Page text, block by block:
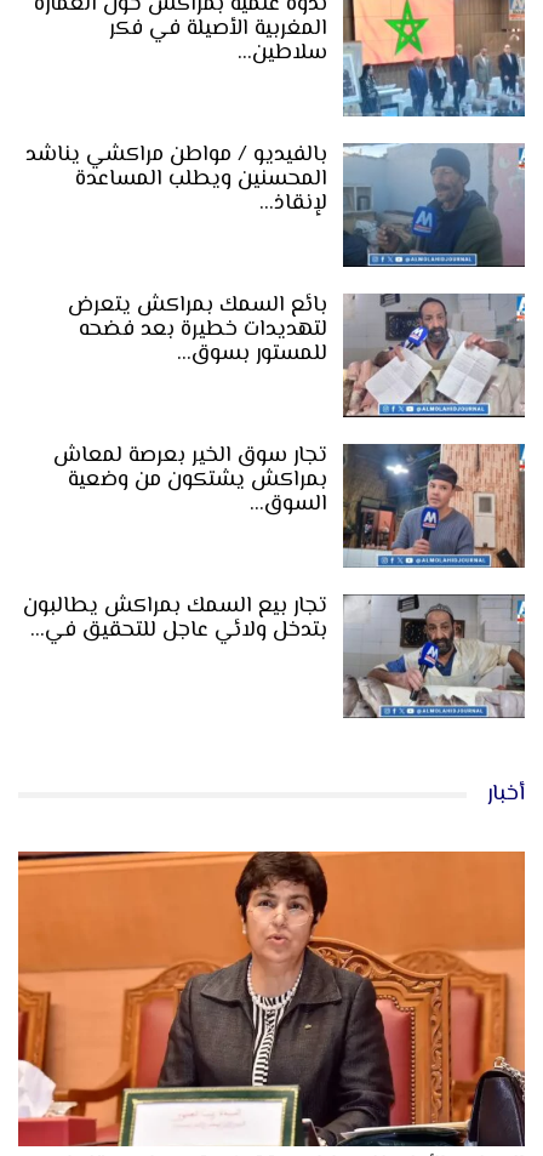
المغربية الأصيلة في فكر
سلاطين…
بالفيديو / مواطن مراكشي يناشد
المحسنين ويطلب المساعدة
لإنقاذ…
بائع السمك بمراكش يتعرض
لتهديدات خطيرة بعد فضحه
للمستور بسوق…
تجار سوق الخير بعرصة لمعاش
بمراكش يشتكون من وضعية
السوق…
تجار بيع السمك بمراكش يطالبون
بتدخل ولائي عاجل للتحقيق في…
أخبار